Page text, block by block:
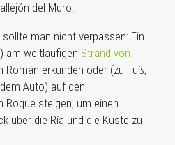
del Muro.
man nicht verpassen: Ein
am weitläufigen Strand von
Román erkunden oder (zu Fuß,
Auto) auf den
steigen, um einen
über die Ría und die Küste zu